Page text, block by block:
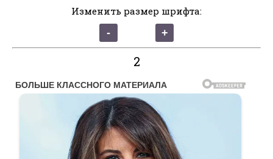
Изменить размер шрифта:
2